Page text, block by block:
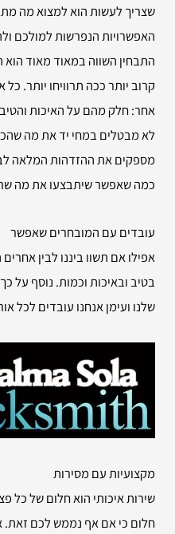
שצריך לעשות הוא למצוא מה
האפשרויות הנפרשות למולכם
התבחין השווה במאוד מאוד
קרוב יותר ככה תרוויחו יותר.
אחר: חלק מהם על האיכות
לא מבטלים במחי יד את מה
מספקים את ההזדהות המלאה
כמה שאפשר שיתבצעו את מה
עובדים עם המובחרים שאפשר
אפילו אם תשוו ביננו לבין
בטיב ובאיכות וכמות. נוסף על
שלנו ועימן אנחנו עובדים לכל
מקצועיות עם מסירות
שירות איכותי הוא חלום של כל
חלום כי אם אף נממש לכם זאת.